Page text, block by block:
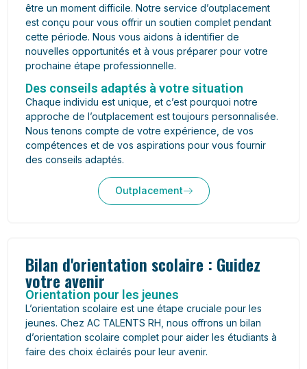
être un moment difficile. Notre service d’outplacement
est conçu pour vous offrir un soutien complet pendant
cette période. Nous vous aidons à identifier de
nouvelles opportunités et à vous préparer pour votre
prochaine étape professionnelle.
Des conseils adaptés à votre situation
Chaque individu est unique, et c’est pourquoi notre
approche de l’outplacement est toujours personnalisée.
Nous tenons compte de votre expérience, de vos
compétences et de vos aspirations pour vous fournir
des conseils adaptés.
Outplacement
Bilan d'orientation scolaire : Guidez
votre avenir
Orientation pour les jeunes
L’orientation scolaire est une étape cruciale pour les
jeunes. Chez AC TALENTS RH, nous offrons un bilan
d’orientation scolaire complet pour aider les étudiants à
faire des choix éclairés pour leur avenir.